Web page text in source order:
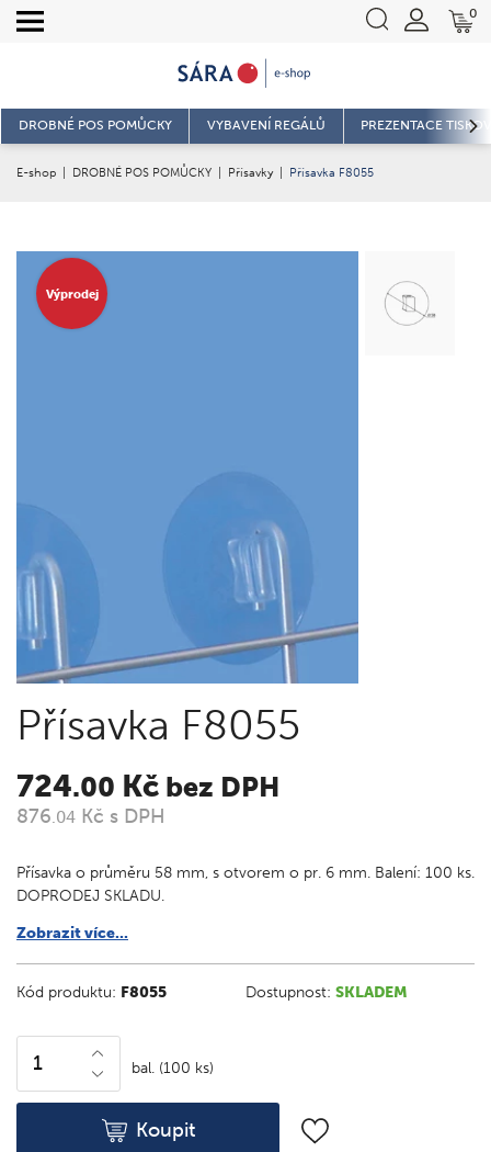
0
DROBNÉ POS POMŮCKY VYBAVENÍ REGÁLŮ PREZENTACE
E-shop DROBNÉ POS POMŮCKY Přísavky| Přísavka F8055
Výprodej
Přísavka F8055
724.00 Kč bez DPH
876.04 Kč s DPH
Přísavka o průměru 58 mm, s otvorem o pr. 6 mm. Balení: 100 ks.
DOPRODEJ SKLADU.
Zobrazit více...
Kód produktu: F8055 Dostupnost: SKLADEM
bal. (100 ks)
Koupit